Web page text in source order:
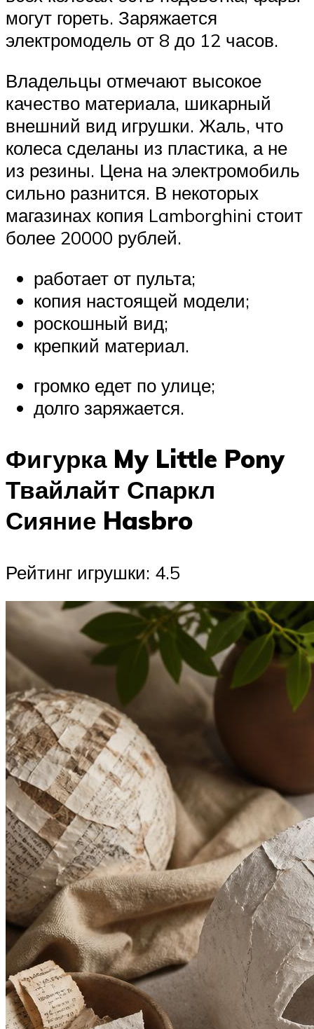
могут гореть. Заряжается
электромодель от 8 до 12 часов.
Владельцы отмечают высокое
качество материала, шикарный
внешний вид игрушки. Жаль, что
колеса сделаны из пластика, а не
из резины. Цена на электромобиль
сильно разнится. В некоторых
магазинах копия Lamborghini стоит
более 20000 рублей.
работает от пульта;
копия настоящей модели;
роскошный вид;
крепкий материал.
громко едет по улице;
долго заряжается.
Фигурка My Little Pony
Твайлайт Спаркл
Сияние Hasbro
Рейтинг игрушки: 4.5